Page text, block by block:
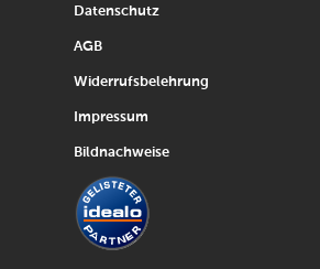
Datenschutz
AGB
Widerrufsbelehrung
Impressum
Bildnachweise